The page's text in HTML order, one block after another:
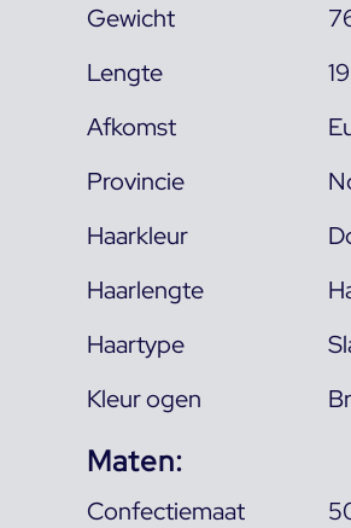
Gewicht
Lengte
Afkomst
Provincie
Haarkleur
Haarlengte
Haartype
Kleur ogen
Maten:
Confectiemaat